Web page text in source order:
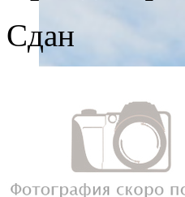
Сдан